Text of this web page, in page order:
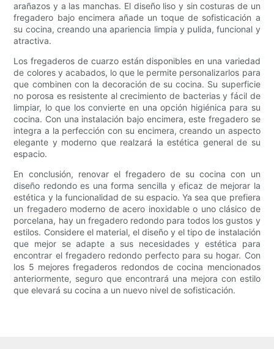
arañazos y a las manchas. El diseño liso y sin costuras de un
fregadero bajo encimera añade un toque de sofisticación a
su cocina, creando una apariencia limpia y pulida, funcional y
atractiva.
Los fregaderos de cuarzo están disponibles en una variedad
de colores y acabados, lo que le permite personalizarlos para
que combinen con la decoración de su cocina. Su superficie
no porosa es resistente al crecimiento de bacterias y fácil de
limpiar, lo que los convierte en una opción higiénica para su
cocina. Con una instalación bajo encimera, este fregadero se
integra a la perfección con su encimera, creando un aspecto
elegante y moderno que realzará la estética general de su
espacio.
En conclusión, renovar el fregadero de su cocina con un
diseño redondo es una forma sencilla y eficaz de mejorar la
estética y la funcionalidad de su espacio. Ya sea que prefiera
un fregadero moderno de acero inoxidable o uno clásico de
porcelana, hay un fregadero redondo para todos los gustos y
estilos. Considere el material, el diseño y el tipo de instalación
que mejor se adapte a sus necesidades y estética para
encontrar el fregadero redondo perfecto para su hogar. Con
los 5 mejores fregaderos redondos de cocina mencionados
anteriormente, seguro que encontrará una mejora con estilo
que elevará su cocina a un nuevo nivel de sofisticación.